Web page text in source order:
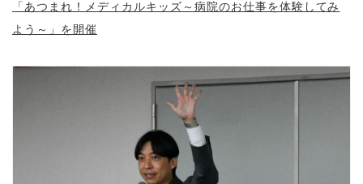
「あつまれ！メディカルキッズ～病院のお仕事を体験してみ
よう～」を開催